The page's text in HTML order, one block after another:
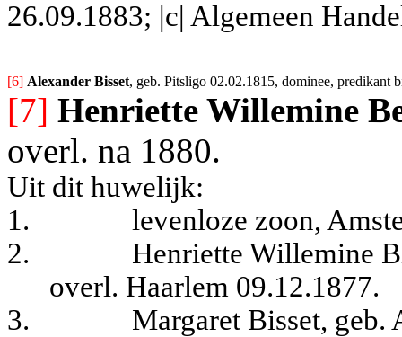
26.09.1883; |c| Algemeen
[6] Alexander Bisset, geb. Pitsligo 02.02.1815, dominee, predikant
[7] Henriette Willemine
overl. na 1880.
Uit dit huwelijk:
1.
levenloze zoon,
2.
Henriette Willemine
overl. Haarlem 09.12.1877.
3.
Margaret Bisset, geb.